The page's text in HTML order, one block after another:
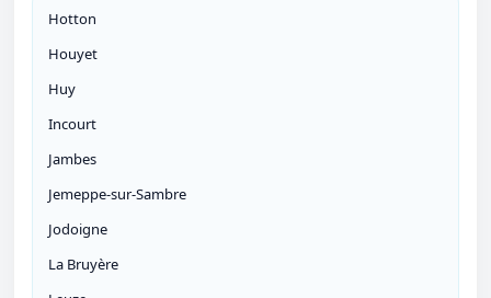
Hotton
Houyet
Huy
Incourt
Jambes
Jemeppe-sur-Sambre
Jodoigne
La Bruyère